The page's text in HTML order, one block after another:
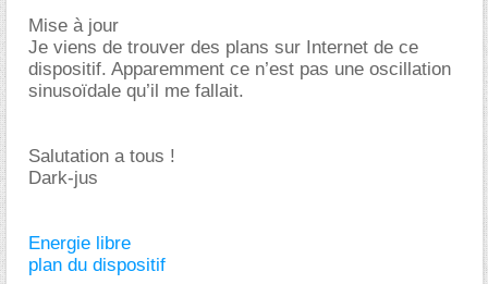
Mise à jour
Je viens de trouver des plans sur Internet de ce
dispositif. Apparemment ce n’est pas une oscillation
sinusoïdale qu’il me fallait.
Salutation a tous !
Dark-jus
Energie libre
plan du dispositif